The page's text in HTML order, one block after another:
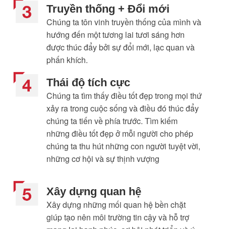
Truyền thống + Đổi mới
Chúng ta tôn vinh truyền thống của mình và
hướng đến một tương lai tươi sáng hơn
được thúc đẩy bởi sự đổi mới, lạc quan và
phấn khích.​
Thái độ tích cực
Chúng ta tìm thấy điều tốt đẹp trong mọi thứ
xảy ra trong cuộc sống và điều đó thúc đẩy
chúng ta tiến về phía trước. Tìm kiếm
những điều tốt đẹp ở mỗi người cho phép
chúng ta thu hút những con người tuyệt vời,
những cơ hội và sự thịnh vượng​
Xây dựng quan hệ
Xây dựng những mối quan hệ bền chặt
giúp tạo nên môi trường tin cậy và hỗ trợ